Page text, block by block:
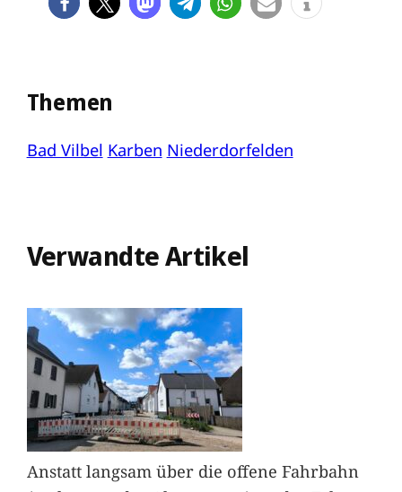
Themen
Bad Vilbel Karben Niederdorfelden
Verwandte Artikel
Anstatt langsam über die offene Fahrbahn